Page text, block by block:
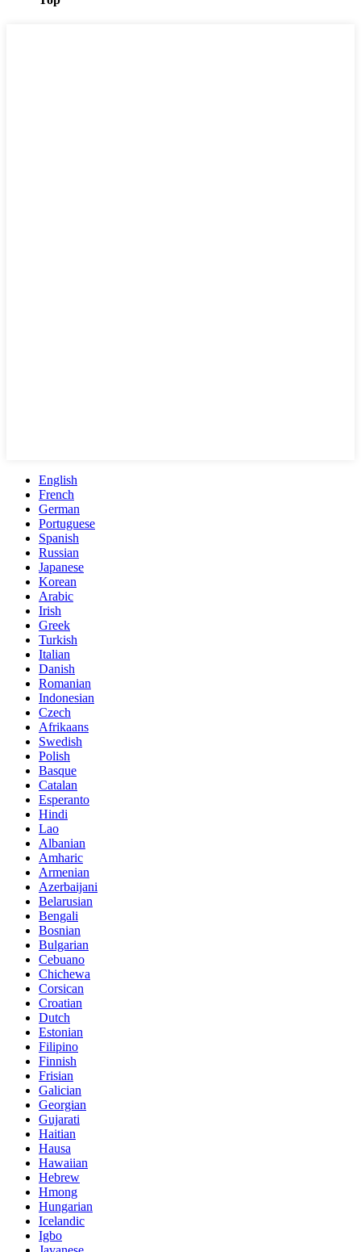
English
French
German
Portuguese
Spanish
Russian
Japanese
Korean
Arabic
Irish
Greek
Turkish
Italian
Danish
Romanian
Indonesian
Czech
Afrikaans
Swedish
Polish
Basque
Catalan
Esperanto
Hindi
Lao
Albanian
Amharic
Armenian
Azerbaijani
Belarusian
Bengali
Bosnian
Bulgarian
Cebuano
Chichewa
Corsican
Croatian
Dutch
Estonian
Filipino
Finnish
Frisian
Galician
Georgian
Gujarati
Haitian
Hausa
Hawaiian
Hebrew
Hmong
Hungarian
Icelandic
Igbo